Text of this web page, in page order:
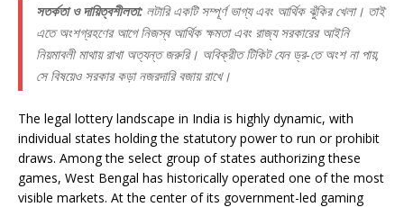
সতর্কতা ও দায়িত্বশীলতা: লটারি একটি সম্পূর্ণ ভাগ্য এবং আর্থিক ঝুঁকির খেলা। তাই
এতে অংশগ্রহণের আগে নিজস্ব আর্থিক ক্ষমতা এবং রাজ্য সরকারের আইনি
নিয়মাবলী মাথায় রাখা অত্যন্ত জরুরি। অবিক্রীত টিকিট যেন ড্র-তে অংশ না পায়,
সে বিষয়েও সরকার কড়া নজরদারি বজায় রাখে।
The legal lottery landscape in India is highly dynamic, with
individual states holding the statutory power to run or prohibit
draws. Among the select group of states authorizing these
games, West Bengal has historically operated one of the most
visible markets. At the center of its government-led gaming